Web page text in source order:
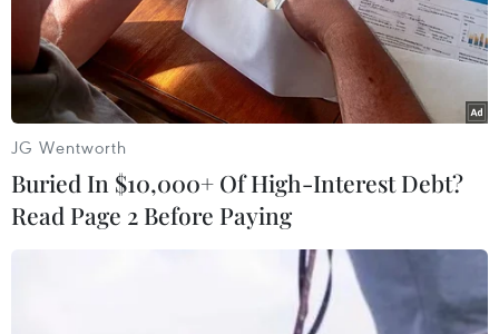
Người dân thắp hương cầu mong các vong linh sớm được siêu
thoát. (Ảnh: Tuấn Đức/TTXVN)
JG Wentworth
Buried In $10,000+ Of High-Interest Debt?
Read Page 2 Before Paying